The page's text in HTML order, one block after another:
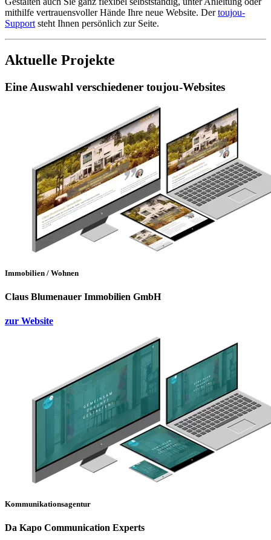
mithilfe vertrauensvoller Hände Ihre neue Website. Dertoujou-
Supportsteht Ihnen persönlich zur Seite.
Aktuelle Projekte
Eine Auswahl verschiedener toujou-Websites
Immobilien / Wohnen
Claus Blumenauer Immobilien GmbH
zur Website
Kommunikationsagentur
Da Kapo Communication Experts